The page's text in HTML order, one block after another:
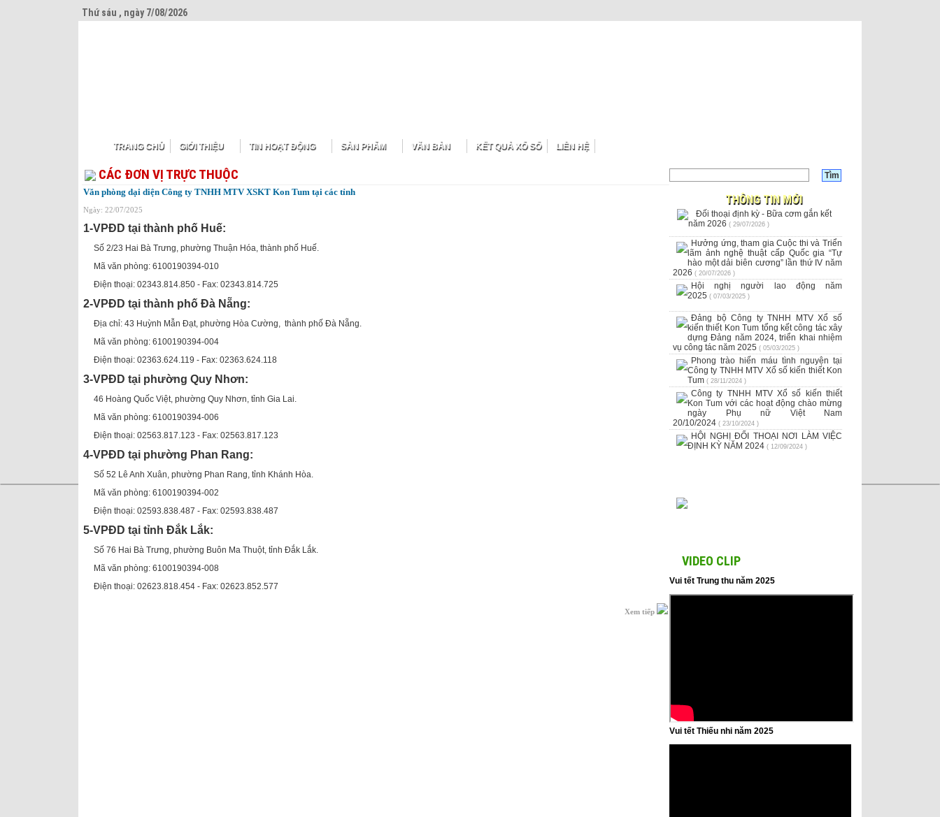
Thứ sáu , ngày 7/08/2026
TRANG CHỦ GIỚI THIỆU TIN HOẠT ĐỘNG SẢN PHẨM VĂN BẢN KẾT QUẢ XỔ SỐ LIÊN HỆ
THÔNG TIN MỚI
Đối thoại định kỳ - Bữa cơm gắn kết
năm 2026 ( 29/07/2026 )
Hưởng ứng, tham gia Cuộc thi và Triển
lãm ảnh nghệ thuật cấp Quốc gia “Tự
hào một dải biên cương” lần thứ IV năm
2026 ( 20/07/2026 )
Hội nghị người lao động năm
2025 ( 07/03/2025 )
Đảng bộ Công ty TNHH MTV Xổ số
kiến thiết Kon Tum tổng kết công tác xây
dựng Đảng năm 2024, triển khai nhiệm
vụ công tác năm 2025 ( 05/03/2025 )
Phong trào hiến máu tình nguyện tại
Công ty TNHH MTV Xổ số kiến thiết Kon
Tum ( 28/11/2024 )
Công ty TNHH MTV Xổ số kiến thiết
Kon Tum với các hoạt động chào mừng
ngày Phụ nữ Việt Nam
20/10/2024 ( 23/10/2024 )
HỘI NGHỊ ĐỐI THOẠI NƠI LÀM VIỆC
ĐỊNH KỲ NĂM 2024 ( 12/09/2024 )
VIDEO CLIP
Vui tết Trung thu năm 2025
Vui tết Thiếu nhi năm 2025
CÁC ĐƠN VỊ TRỰC THUỘC
Văn phòng dại diện Công ty TNHH MTV XSKT Kon Tum tại các tỉnh
Ngày: 22/07/2025
1-VPĐD tại thành phố Huế:
Số 2/23 Hai Bà Trưng, phường Thuận Hóa, thành phố Huế.
Mã văn phòng: 6100190394-010
Điện thoại: 02343.814.850 - Fax: 02343.814.725
2-VPĐD tại thành phố Đà Nẵng:
Địa chỉ: 43 Huỳnh Mẫn Đạt, phường Hòa Cường, thành phố Đà Nẵng.
Mã văn phòng: 6100190394-004
Điện thoại: 02363.624.119 - Fax: 02363.624.118
3-VPĐD tại phường Quy Nhơn:
46 Hoàng Quốc Việt, phường Quy Nhơn, tỉnh Gia Lai.
Mã văn phòng: 6100190394-006
Điện thoại: 02563.817.123 - Fax: 02563.817.123
4-VPĐD tại phường Phan Rang:
Số 52 Lê Anh Xuân, phường Phan Rang, tỉnh Khánh Hòa.
Mã văn phòng: 6100190394-002
Điện thoại: 02593.838.487 - Fax: 02593.838.487
5-VPĐD tại tỉnh Đắk Lắk:
Số 76 Hai Bà Trưng, phường Buôn Ma Thuột, tỉnh Đắk Lắk.
Mã văn phòng: 6100190394-008
Điện thoại: 02623.818.454 - Fax: 02623.852.577
Xem tiếp